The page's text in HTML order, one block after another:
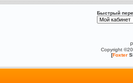
Быстрый
Copyright
[Foxter